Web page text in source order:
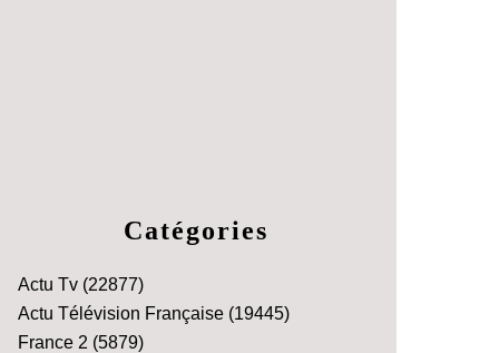
Catégories
Actu Tv (22877)
Actu Télévision Française (19445)
France 2 (5879)